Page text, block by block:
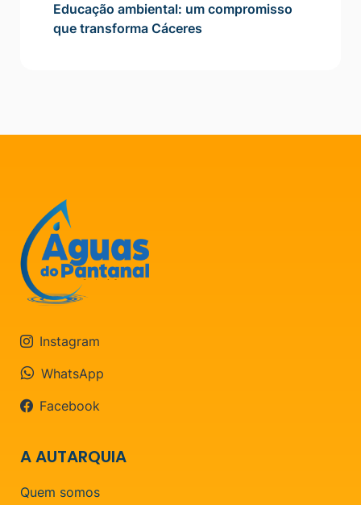
Educação ambiental: um compromisso
que transforma Cáceres
Instagram
Facebook
WhatsApp
A AUTARQUIA
Quem somos